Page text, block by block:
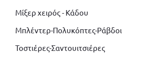
Μίξερ χειρός - Κάδου
Μπλέντερ-Πολυκόπτες-Ράβδοι
Τοστιέρες-Σαντουιτσιέρες